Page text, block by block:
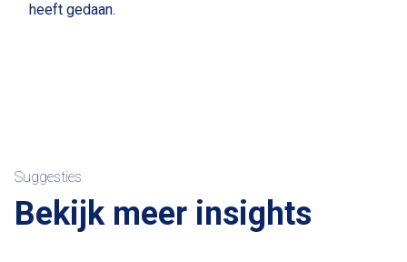
heeft gedaan.
Suggesties
Bekijk meer insights